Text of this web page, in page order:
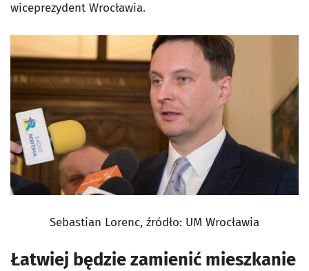
wiceprezydent Wrocławia.
Sebastian Lorenc, źródło: UM Wrocławia
Łatwiej będzie zamienić mieszkanie